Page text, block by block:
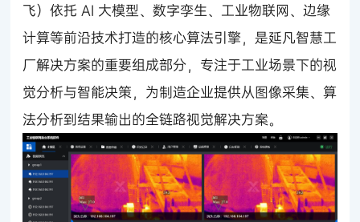
飞）依托 AI 大模型、数字孪生、工业物联网、边缘
计算等前沿技术打造的核心算法引擎，是延凡智慧工
厂解决方案的重要组成部分，专注于工业场景下的视
觉分析与智能决策，为制造企业提供从图像采集、算
法分析到结果输出的全链路视觉解决方案。